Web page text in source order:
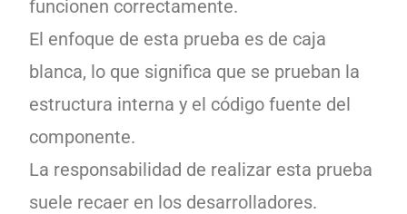
funcionen correctamente.
El enfoque de esta prueba es de caja
blanca, lo que significa que se prueban la
estructura interna y el código fuente del
componente.
La responsabilidad de realizar esta prueba
suele recaer en los desarrolladores.